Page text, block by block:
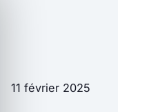
11 février 2025